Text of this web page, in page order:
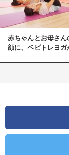
赤ちゃんとお母さ
顔に、ベビトレヨガ